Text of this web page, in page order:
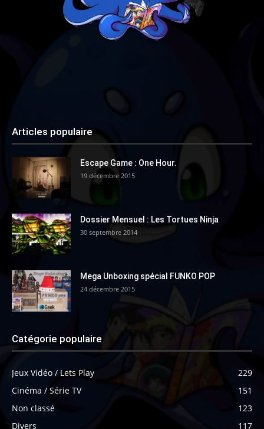
Articles populaire
Escape Game : One Hour.
19 décembre 2015
Dossier Mensuel : Les Tortues Ninja
30 septembre 2014
Mega Unboxing spécial FUNKO POP
24 décembre 2015
Catégorie populaire
Jeux Vidéo / Lets Play
229
Cinéma / Série TV
151
Non classé
123
Divers
117